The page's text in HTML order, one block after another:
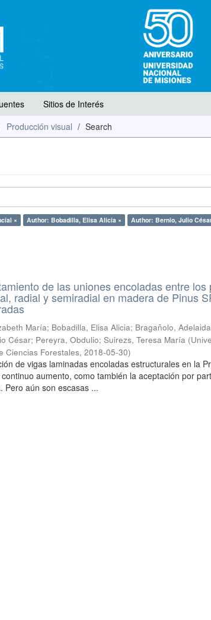
Sitios de Interés
Producción visual Search
× Author: Bobadilla, Elisa Alicia × Author: Bernio, Julio
de las uniones encoladas entre
radial y semiradial en madera de Pinus
María; Bobadilla, Elisa Alicia; Bragañolo,
César; Pereyra, Obdulio; Suirezs, Teresa María (
Ciencias Forestales,2018-05-30)
de vigas laminadas encoladas estructurales en la
aumento, como también la aceptación por
Pero aún son escasas ...